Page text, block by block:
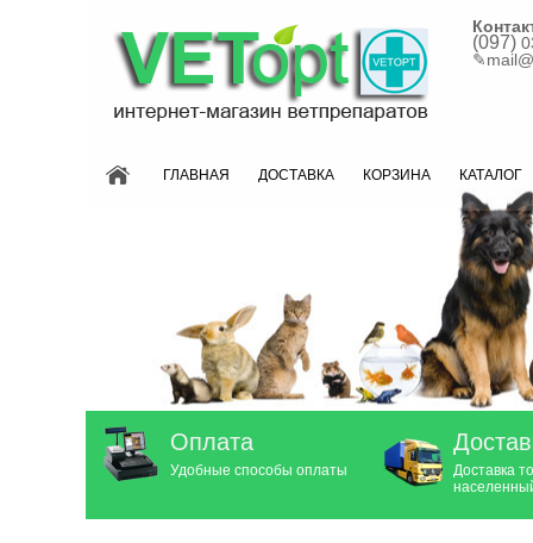
(097)
✎
ГЛАВНАЯ ДОСТАВКА КОРЗИНА КАТАЛОГ
Оплата
Удобные способы оплаты
Доставка